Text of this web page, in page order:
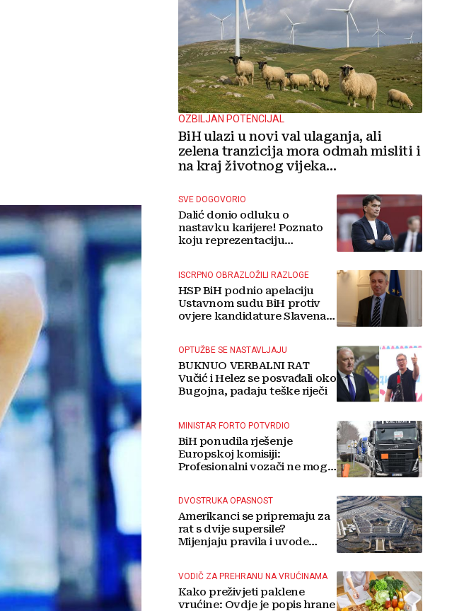
OZBILJAN POTENCIJAL
BiH ulazi u novi val ulaganja, ali
zelena tranzicija mora odmah misliti i
na kraj životnog vijeka
SVE DOGOVORIO
Dalić donio odluku o
nastavku karijere! Poznato
koju reprezentaciju
ISCRPNO OBRAZLOŽILI RAZLOGE
HSP BiH podnio apelaciju
Ustavnom sudu BiH protiv
ovjere kandidature Slavena
OPTUŽBE SE NASTAVLJAJU
BUKNUO VERBALNI RAT
Vučić i Helez se posvađali oko
Bugojna, padaju teške riječi
MINISTAR FORTO POTVRDIO
BiH ponudila rješenje
Europskoj komisiji:
Profesionalni vozači ne mogu
DVOSTRUKA OPASNOST
Amerikanci se pripremaju za
rat s dvije supersile?
Mijenjaju pravila i uvode
VODIČ ZA PREHRANU NA VRUĆINAMA
Kako preživjeti paklene
vrućine: Ovdje je popis hrane